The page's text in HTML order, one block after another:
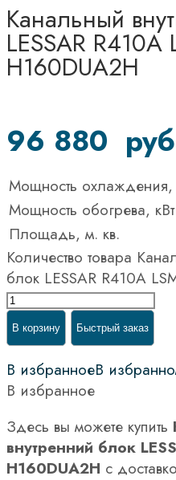
Канальный
LESSAR R410A
H160DUA2H
96 880 руб
Мощность охлаждения,
Мощность обогрева, кВт
Площадь, м. кв.
Количество товара
блок LESSAR R410A
В корзину Быстрый заказ
В избранноеВ
В избранное
Здесь вы можете купить
внутренний блок
H160DUA2H с